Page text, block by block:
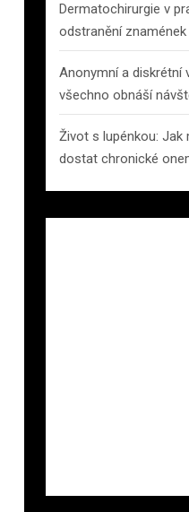
Dermatochirurgie v
odstranění
Anonymní a diskrétní
všechno obnáší
Život s lupénkou:
dostat chronické